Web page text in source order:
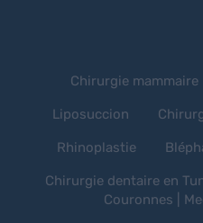
Chirurgie mammaire
Liposuccion
Rhinoplastie
Chirurgie dentaire en
Couronnes |